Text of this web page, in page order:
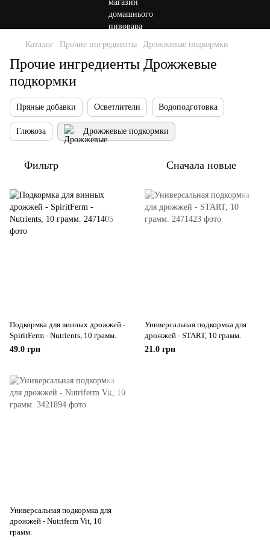
Каталог Прочие ингредиенты Дрожжевые подкормки
Прочие ингредиенты Дрожжевые
подкормки
Пряные добавки Осветлители Водоподготовка
Глюкоза Дрожжевые подкормки
Фильтр Сначала новые
Подкормка для винных дрожжей -
SpiritFerm - Nutrients, 10 грамм.
49.0 грн
Универсальная подкормка для
дрожжей - START, 10 грамм.
21.0 грн
Универсальная подкормка для
дрожжей - Nutriferm Vit, 10
грамм.